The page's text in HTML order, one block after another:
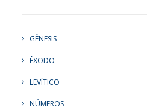
GÊNESIS
ÊXODO
LEVÍTICO
NÚMEROS